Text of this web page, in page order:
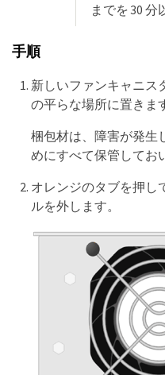
までを 30 分
手順
新しいファンキャニス
の平らな場所に置きま
梱包材は、障害が発生
めにすべて保管してお
オレンジのタブを押し
ルを外します。